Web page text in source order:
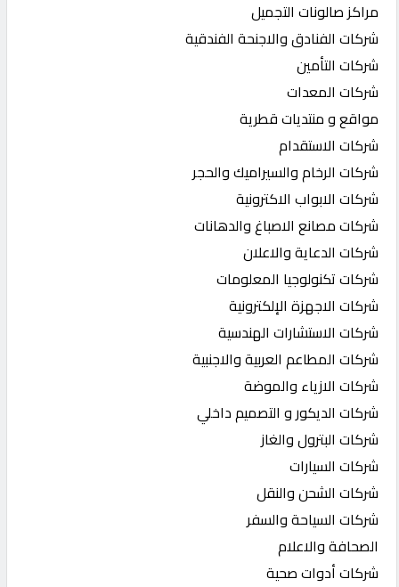
مراكز صالونات التجميل
شركات الفنادق والاجنحة الفندقية
شركات التأمين
شركات المعدات
مواقع و منتديات قطرية
شركات الاستقدام
شركات الرخام والسيراميك والحجر
شركات الابواب الاكترونية
شركات مصانع الاصباغ والدهانات
شركات الدعاية والاعلان
شركات تكنولوجيا المعلومات
شركات الاجهزة الإلكترونية
شركات الاستشارات الهندسية
شركات المطاعم العربية والاجنبية
شركات الازياء والموضة
شركات الديكور و التصميم داخلي
شركات البترول والغاز
شركات السيارات
شركات الشحن والنقل
شركات السياحة والسفر
الصحافة والاعلام
شركات أدوات صحية